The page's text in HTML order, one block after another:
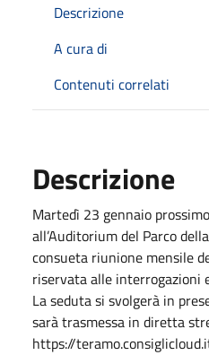
Descrizione
A cura di
Contenuti correlati
Descrizione
Martedì 23 gennaio
all’Auditorium del Parco
consueta riunione mensile
riservata alle interrogazioni
La seduta si svolgerà in
sarà trasmessa in diretta
https://